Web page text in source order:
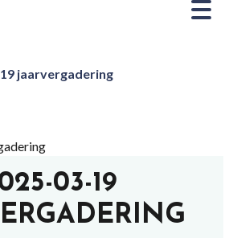
jaarvergadering
03-19